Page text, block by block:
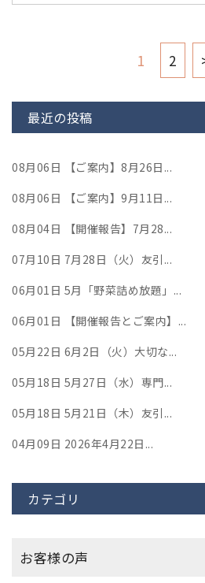
1 2
最近の投稿
08月06日 【ご案内】8月26日...
08月06日 【ご案内】9月11日...
08月04日 【開催報告】7月28...
07月10日 7月28日（火）友引...
06月01日 5月「野菜詰め放題」...
06月01日 【開催報告とご案内】...
05月22日 6月2日（火）大切な...
05月18日 5月27日（水）専門...
05月18日 5月21日（木）友引...
04月09日 2026年4月22日...
カテゴリ
お客様の声